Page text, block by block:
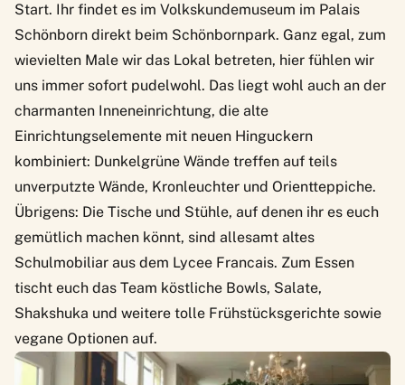
Start. Ihr findet es im Volkskundemuseum im Palais
Schönborn direkt beim Schönbornpark. Ganz egal, zum
wievielten Male wir das Lokal betreten, hier fühlen wir
uns immer sofort pudelwohl. Das liegt wohl auch an der
charmanten Inneneinrichtung, die alte
Einrichtungselemente mit neuen Hinguckern
kombiniert: Dunkelgrüne Wände treffen auf teils
unverputzte Wände, Kronleuchter und Orientteppiche.
Übrigens: Die Tische und Stühle, auf denen ihr es euch
gemütlich machen könnt, sind allesamt altes
Schulmobiliar aus dem Lycee Francais. Zum Essen
tischt euch das Team köstliche Bowls, Salate,
Shakshuka und weitere tolle Frühstücksgerichte sowie
vegane Optionen auf.